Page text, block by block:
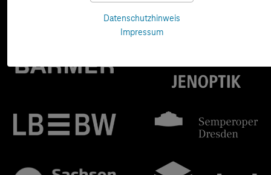
Datenschutzhinweis
Impressum